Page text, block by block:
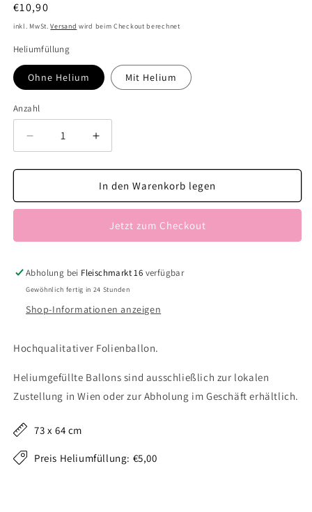
Normaler
Preis
€10,90
inkl. MwSt.Versand wird beim Checkout berechnet
Heliumfüllung
Ohne Helium Mit Helium
Anzahl
Verringere
die
Menge
Cat
Erhöhe
die
Menge
für
Cat
rosa
In den Warenkorb legen
Jetzt zum Checkout
Abholung bei Fleischmarkt 16 verfügbar
Gewöhnlich fertig in 24 Stunden
Shop-Informationen anzeigen
Hochqualitativer Folienballon.
Heliumgefüllte Ballons sind ausschließlich zur lokalen
Zustellung in Wien oder zur Abholung im Geschäft erhältlich.
73 x 64 cm
Preis Heliumfüllung: €5,00